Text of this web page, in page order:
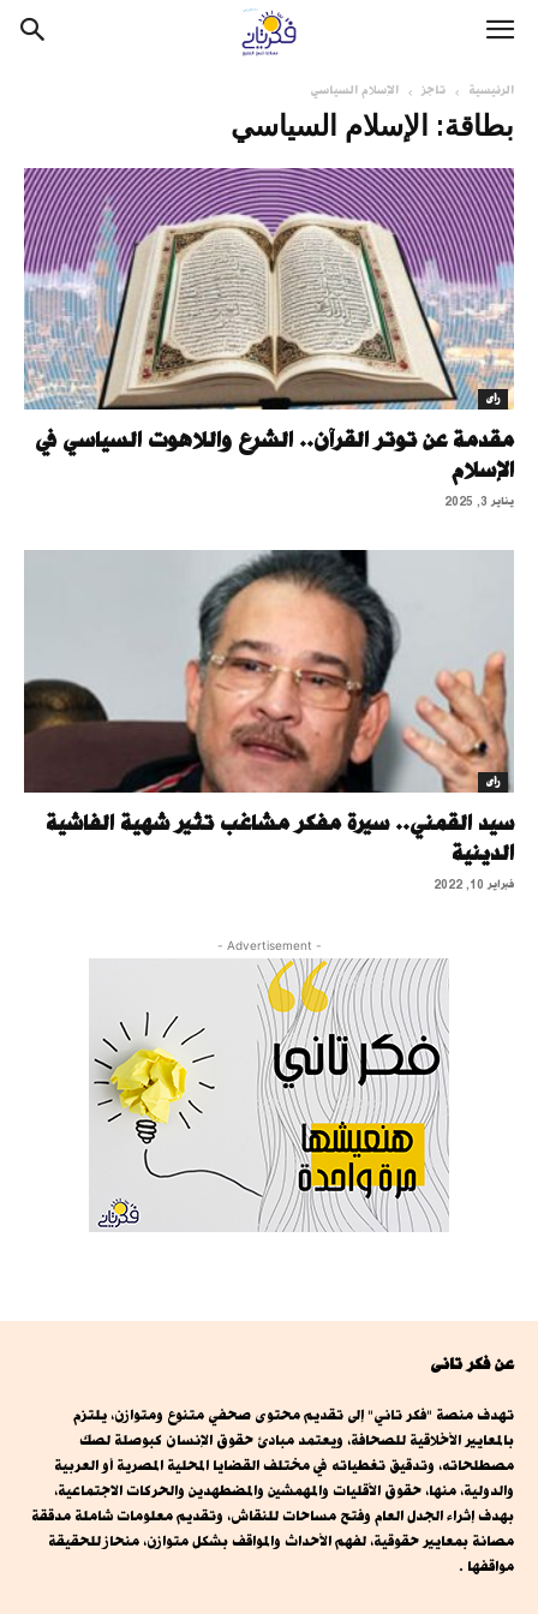
الرئيسية تاجز الإسلام السياسي
بطاقة: الإسلام السياسي
رأى
مقدمة عن توتر القرآن.. الشرع واللاهوت السياسي في
الإسلام
يناير 3, 2025
رأى
سيد القمني.. سيرة مفكر مشاغب تثير شهية الفاشية
الدينية
فبراير 10, 2022
- Advertisement -
عن فكر تانى
تهدف منصة "فكر تاني" إلى تقديم محتوى صحفي متنوع ومتوازن، يلتزم
بالمعايير الأخلاقية للصحافة، ويعتمد مبادئ حقوق الإنسان كبوصلة لصك
مصطلحاته، وتدقيق تغطياته في مختلف القضايا المحلية المصرية أو العربية
والدولية، منها، حقوق الأقليات والمهمشين والمضطهدين والحركات الاجتماعية،
بهدف إثراء الجدل العام وفتح مساحات للنقاش، وتقديم معلومات شاملة مدققة
مصانة بمعايير حقوقية، لفهم الأحداث والمواقف بشكل متوازن، منحاز للحقيقة
مواقفها .